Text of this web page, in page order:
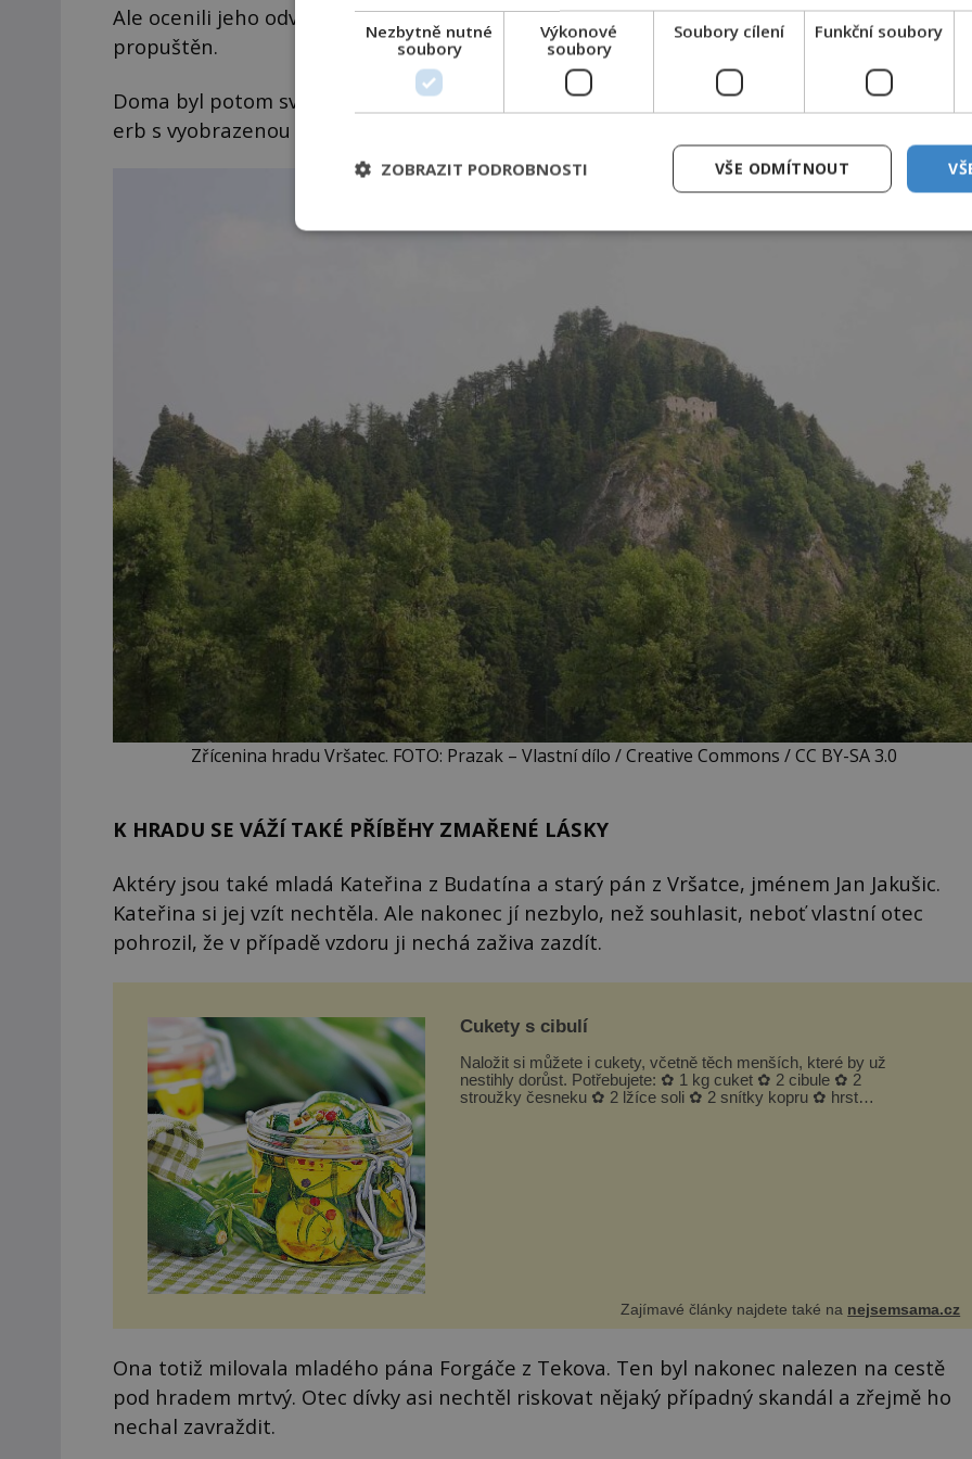
Ale ocenili jeho odvahu a oddanost. Nejen, že jej vyléčili, ale dostal i odměnu a byl též
propuštěn.
Doma byl potom svým pánem také odměněn a kromě hradu Vršatec obdržel i šlechtický
erb s vyobrazenou zahnutou tureckou šavlí a řetězem spoutanou nohou.
Zřícenina hradu Vršatec. FOTO: Prazak – Vlastní dílo / Creative Commons / CC BY-SA 3.0
K HRADU SE VÁŽÍ TAKÉ PŘÍBĚHY ZMAŘENÉ LÁSKY
Aktéry jsou také mladá Kateřina z Budatína a starý pán z Vršatce, jménem Jan Jakušic.
Kateřina si jej vzít nechtěla. Ale nakonec jí nezbylo, než souhlasit, neboť vlastní otec
pohrozil, že v případě vzdoru ji nechá zaživa zazdít.
Cukety s cibulí
Naložit si můžete i cukety, včetně těch menších, které by už
nestihly dorůst. Potřebujete: ✿ 1 kg cuket ✿ 2 cibule ✿ 2
stroužky česneku ✿ 2 lžíce soli ✿ 2 snítky kopru ✿ hrst
Zajímavé články najdete také na nejsemsama.cz
Ona totiž milovala mladého pána Forgáče z Tekova. Ten byl nakonec nalezen na cestě
pod hradem mrtvý. Otec dívky asi nechtěl riskovat nějaký případný skandál a zřejmě ho
nechal zavraždit.
Nezbytně nutné
soubory
Výkonové
soubory
Soubory cílení Funkční soubory
VŠE ODMÍTNOUT
ZOBRAZIT PODROBNOSTI